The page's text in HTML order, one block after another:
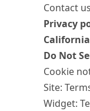
Contact us
Privacy
Do Not
Cookie
Site:
Widget: